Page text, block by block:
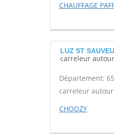
CHAUFFAGE
LUZ ST
carreleur
Département:
carreleur
CHOOZY